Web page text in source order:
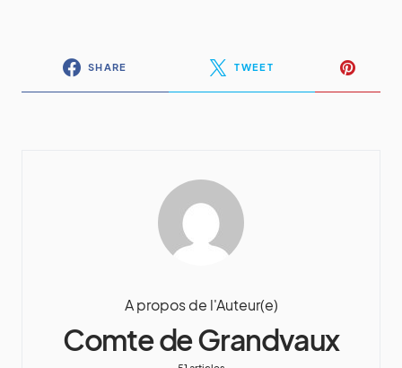
SHARE TWEET
A propos de l'Auteur(e)
Comte de Grandvaux